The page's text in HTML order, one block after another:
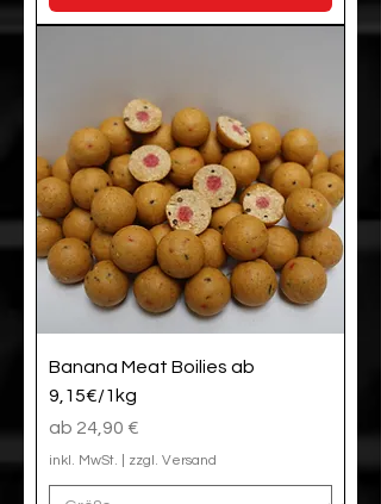
Banana Meat Boilies ab
9,15€/1kg
ab 24,90 €
Sale-Preis
inkl. MwSt. zzgl. Versand